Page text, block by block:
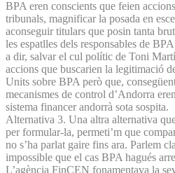
BPA eren conscients que feien
tribunals, magnificar la posada en
aconseguir titulars que posin tanta
les espatlles dels responsables de
a dir, salvar el cul polític de Toni
accions que buscarien la legitimació
Units sobre BPA però que,
mecanismes de control d’Andorra
sistema financer andorrà sota sospita.
Alternativa 3. Una altra alternativa
per formular-la, permeti’m que
no s’ha parlat gaire fins ara. Parlem
impossible que el cas BPA hagués
L’agència FinCEN fonamentava la